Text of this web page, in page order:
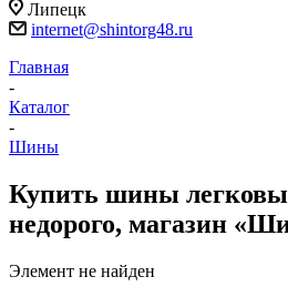
Липецк
internet@shintorg48.ru
Главная
-
Каталог
-
Шины
Купить шины
недорого, магазин
Элемент не найден